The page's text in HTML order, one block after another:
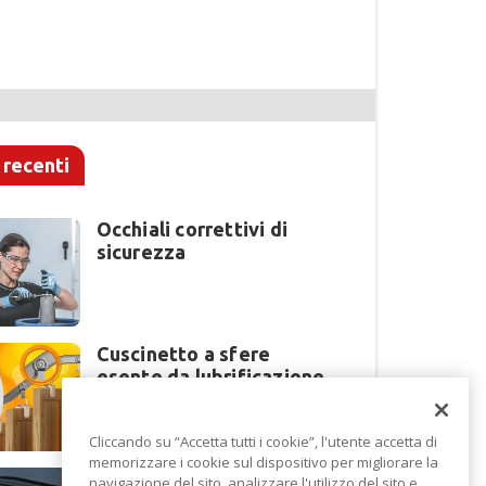
Occhiali correttivi di
sicurezza
Cuscinetto a sfere
esente da lubrificazione
Perché la lavorazione
Cliccando su “Accetta tutti i cookie”, l'utente accetta di
memorizzare i cookie sul dispositivo per migliorare la